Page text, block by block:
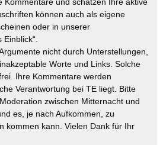
Kommentare und schätzen Ihre aktive
können auch als eigene
oder in unserer
Einblick“.
nicht durch Unterstellungen,
Worte und Links. Solche
Ihre Kommentare werden
Verantwortung bei TE liegt. Bitte
zwischen Mitternacht und
es, je nach Aufkommen, zu
kommen kann. Vielen Dank für Ihr